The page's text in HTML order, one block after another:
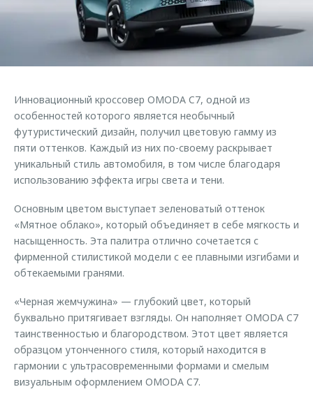
Страхование
Кредитный калькулятор
Оригинальные аксессуары
Запчасти
Трейд-ин
Калькулятор трейд-ин
Клиентская поддержка
O&J Автоклуб
Клуб владельцев OMODA
Аксессуары
Одежда и сувениры
Оригинальные аксессуары
Запчасти
Обратная связь
Инновационный кроссовер OMODA C7, одной из
особенностей которого является необычный
футуристический дизайн, получил цветовую гамму из
пяти оттенков. Каждый из них по-своему раскрывает
уникальный стиль автомобиля, в том числе благодаря
использованию эффекта игры света и тени.
Основным цветом выступает зеленоватый оттенок
«Мятное облако», который объединяет в себе мягкость и
насыщенность. Эта палитра отлично сочетается с
фирменной стилистикой модели с ее плавными изгибами и
обтекаемыми гранями.
«Черная жемчужина» — глубокий цвет, который
буквально притягивает взгляды. Он наполняет OMODA C7
таинственностью и благородством. Этот цвет является
образцом утонченного стиля, который находится в
гармонии с ультрасовременными формами и смелым
визуальным оформлением OMODA C7.